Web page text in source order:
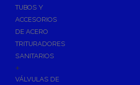
TUBOS Y
ACCESORIOS
DE ACERO
TRITURADORES
SANITARIOS
+
VÁLVULAS DE